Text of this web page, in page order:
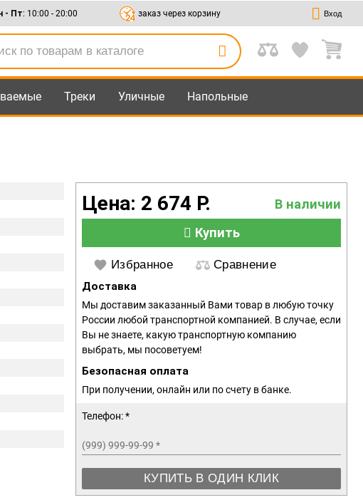
- Пт: 10:00 - 20:00 заказ через корзину Вход
Треки Уличные Напольные
Цена: 2 674 Р.
В наличии
Купить
Избранное Сравнение
Доставка
Мы доставим заказанный Вами товар в любую точку
России любой транспортной компанией. В случае, если
Вы не знаете, какую транспортную компанию
выбрать, мы посоветуем!
Безопасная оплата
При получении, онлайн или по счету в банке.
Телефон: *
(999) 999-99-99 *
КУПИТЬ В ОДИН КЛИК